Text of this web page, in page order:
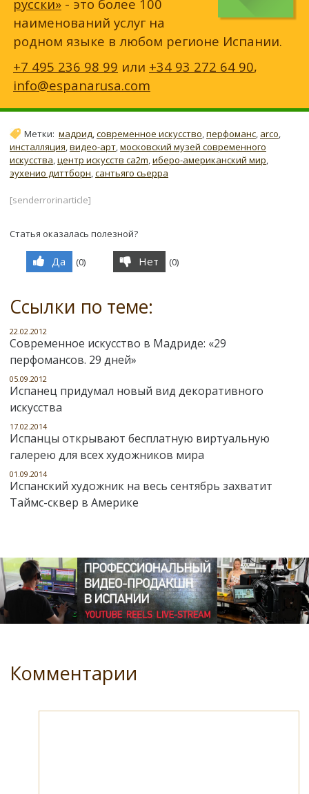
русски» - это более 100
наименований услуг на
родном языке в любом регионе Испании.
+7 495 236 98 99 или +34 93 272 64 90,
info@espanarusa.com
Метки: мадрид современное искусство перфоманс arco
инсталляция,видео-арт,московский музей современного
искусства,центр искусств ca2m,иберо-американский мир,
эухенио диттборн,сантьяго сьерра
[senderrorinarticle]
Статья оказалась полезной?
Да (0) Нет (0)
Ссылки по теме:
22.02.2012
Современное искусство в Мадриде: «29
перфомансов. 29 дней»
05.09.2012
Испанец придумал новый вид декоративного
искусства
17.02.2014
Испанцы открывают бесплатную виртуальную
галерею для всех художников мира
01.09.2014
Испанский художник на весь сентябрь захватит
Таймс-сквер в Америке
Комментарии